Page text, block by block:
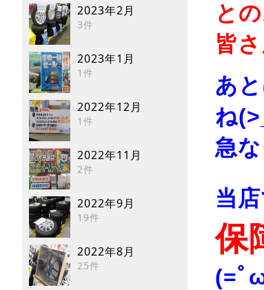
2023年2月
3件
2023年1月
1件
2022年12月
1件
2022年11月
2件
2022年9月
19件
2022年8月
25件
と
皆
あ
ね
急
当
保
(=ﾟ